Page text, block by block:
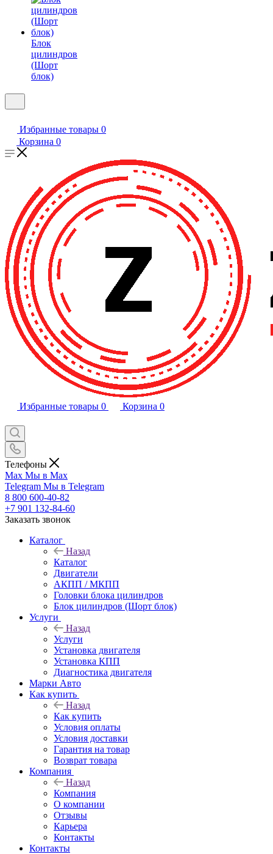
Блок
цилиндров
(Шорт
блок)
Избранные товары 0
Корзина 0
Избранные товары 0 Корзина 0
Телефоны
Max Мы в Max
Telegram Мы в Telegram
8 800 600-40-82
+7 901 132-84-60
Заказать звонок
Каталог
Назад
Каталог
Двигатели
АКПП / МКПП
Головки блока цилиндров
Блок цилиндров (Шорт блок)
Услуги
Назад
Услуги
Установка двигателя
Установка КПП
Диагностика двигателя
Марки Авто
Как купить
Назад
Как купить
Условия оплаты
Условия доставки
Гарантия на товар
Возврат товара
Компания
Назад
Компания
О компании
Отзывы
Карьера
Контакты
Контакты